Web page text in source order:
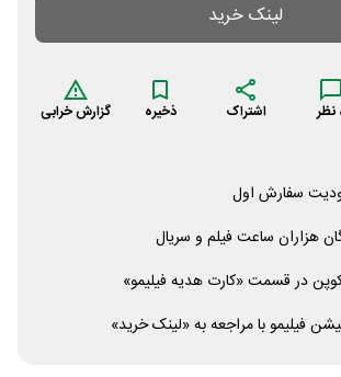
لینک خرید
نظر اشتراک ذخیره گزارش خرابی
سفارش اول
هزاران ساعت فیلم و سریال
در قسمت «کارت هدیه فیلیمو»
فیلیمو با مراجعه به «لینک خرید»